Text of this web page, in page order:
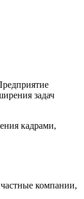
задач
кадрами,
компании,